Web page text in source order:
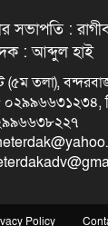
সভাপতি :
: আব্দুল হাই
(৫ম তলা),
Policy